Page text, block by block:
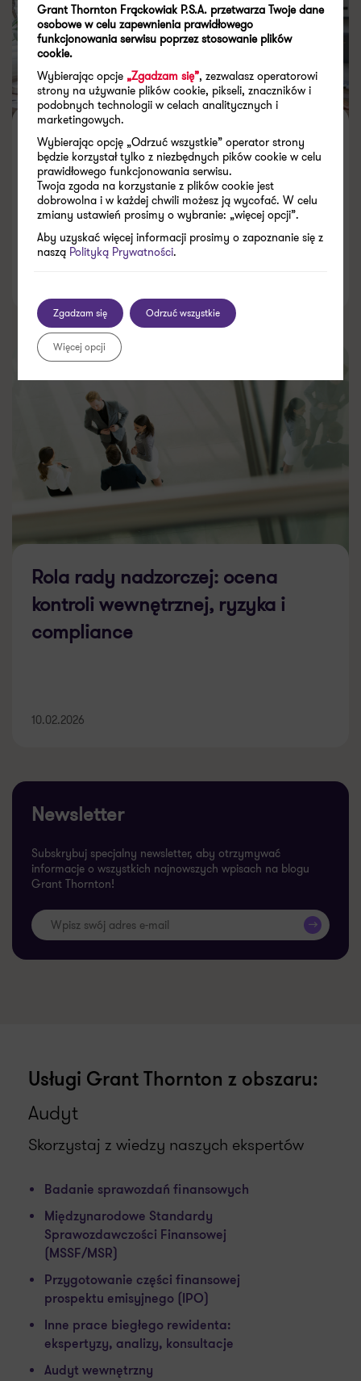
Zmiany w raportowaniu ESG –
jest podpis prezydenta
Rola rady nadzorczej: ocena
kontroli wewnętrznej, ryzyka i
compliance
10.02.2026
Newsletter
Subskrybuj specjalny newsletter, aby otrzymywać
informacje o wszystkich najnowszych wpisach na blogu
Grant Thornton!
>>
Usługi Grant Thornton z obszaru:
Audyt
Skorzystaj z wiedzy naszych ekspertów
Badanie sprawozdań finansowych
Międzynarodowe Standardy
Sprawozdawczości Finansowej
(MSSF/MSR)
Przygotowanie części finansowej
prospektu emisyjnego (IPO)
Inne prace biegłego rewidenta:
ekspertyzy, analizy, konsultacje
Audyt wewnętrzny
Grant Thornton Frąckowiak P.S.A. przetwarza Twoje dane
osobowe w celu zapewnienia prawidłowego
funkcjonowania serwisu poprzez stosowanie plików
cookie.
Wybierając opcje„Zgadzam się”, zezwalasz operatorowi
strony na używanie plików cookie, pikseli, znaczników i
podobnych technologii w celach analitycznych i
marketingowych.
Wybierając opcję „Odrzuć wszystkie” operator strony
będzie korzystał tylko z niezbędnych pików cookie w celu
prawidłowego funkcjonowania serwisu.
Twoja zgoda na korzystanie z plików cookie jest
dobrowolna i w każdej chwili możesz ją wycofać. W celu
zmiany ustawień prosimy o wybranie: „więcej opcji”.
Aby uzyskać więcej informacji prosimy o zapoznanie się z
naszą Polityką Prywatności.
Zgadzam się Odrzuć wszystkie
Więcej opcji